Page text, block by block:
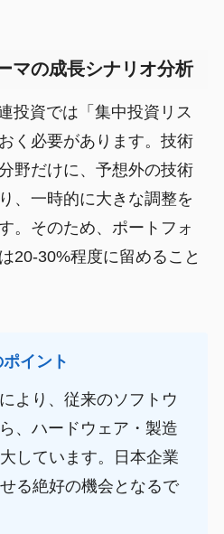
マの成長シナリオ分析
投資では「集中投資リス
く必要があります。技術
野だけに、予想外の技術
、一時的に大きな調整を
。そのため、ポートフォ
20-30%程度に留めること
イント
より、従来のソフトウ
、ハードウェア・製造
しています。日本企業
る絶好の機会となるで